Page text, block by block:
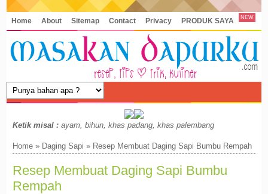
Home About Sitemap Contact Privacy PRODUK SAYA NEW
Ketik misal : ayam, bihun, khas padang, khas palembang
Home » Daging Sapi » Resep Membuat Daging Sapi Bumbu Rempah
Resep Membuat Daging Sapi Bumbu
Rempah